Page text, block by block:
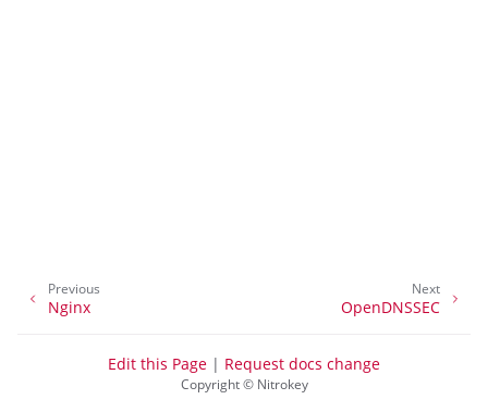
navigation of Compatible Software
Next
OpenDNSSEC
Previous
Nginx
Copyright © Nitrokey
Edit this Page | Request docs change